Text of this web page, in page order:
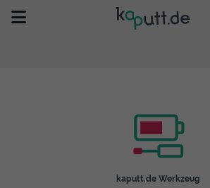
Selbst reparieren
kaputt.de Werkzeug